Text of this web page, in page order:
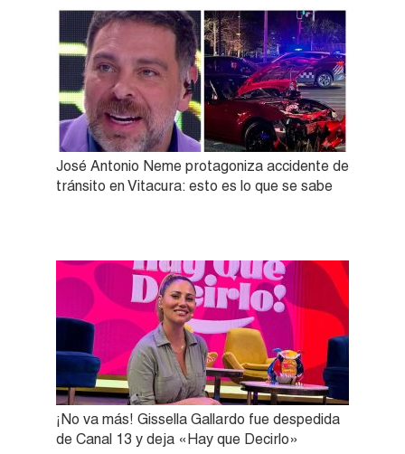
José Antonio Neme protagoniza accidente de
tránsito en Vitacura: esto es lo que se sabe
¡No va más! Gissella Gallardo fue despedida
de Canal 13 y deja «Hay que Decirlo»